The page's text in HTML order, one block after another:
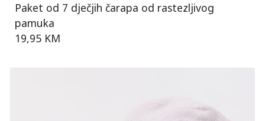
Paket od 7 dječjih čarapa od rastezljivog
pamuka
19,95 KM